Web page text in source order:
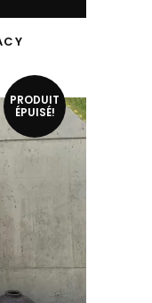
PRODUIT
ÉPUISÉ!
Ce produit a plusieurs variations. Les options peuvent être choisies sur la page du produit